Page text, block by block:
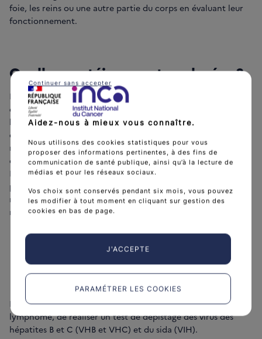
foie, les reins ou une autre partie du corps en évaluant leur
fonctionnement.
Quelles protéines sont analysées ?
Les anomalies observées au niveau du sang peuvent
également aider le médecin à évaluer le pronostic du
lymphome, autrement dit la façon dont il est susceptible
d’évoluer. Ainsi, chez les patients atteints d’un lymphome
non hodgkinien, les taux de lactate déshydrogénase (LDH)
et/ou de bêta-2 microglobuline (B2M) sont souvent mesurés.
Des taux importants de l’une ou de ces deux protéines
peuvent témoigner d’une évolutivité rapide du lymphome,
notamment au début de la maladie, avant qu’un traitement
ne soit commencé.
Dépistage du VIH et des hépatites
B et C
Il est systématiquement proposé, lors du diagnostic d’un
lymphome, de réaliser un test de dépistage des virus des
hépatites B et C (VHB et VHC) et du sida (VIH).
Aidez-nous à mieux vous connaître.
Nous utilisons des cookies statistiques pour vous
proposer des informations pertinentes, à des fins de
communication de santé publique, ainsi qu’à la lecture de
médias et pour les réseaux sociaux.
Vos choix sont conservés pendant six mois, vous pouvez
les modifier à tout moment en cliquant sur gestion des
cookies en bas de page.
J'ACCEPTE
PARAMÉTRER LES COOKIES
Continuer sans accepter